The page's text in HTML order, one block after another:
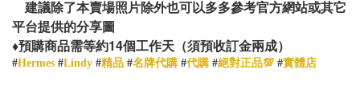
建議除了本賣場照片除外也可以多多參考官方網站或其它
平台提供的分享圖
♦️預購商品需等約14個工作天（須預收訂金兩成）
#Hermes #Lindy #精品 #名牌代購 #代購 #絕對正品💯 #實體店